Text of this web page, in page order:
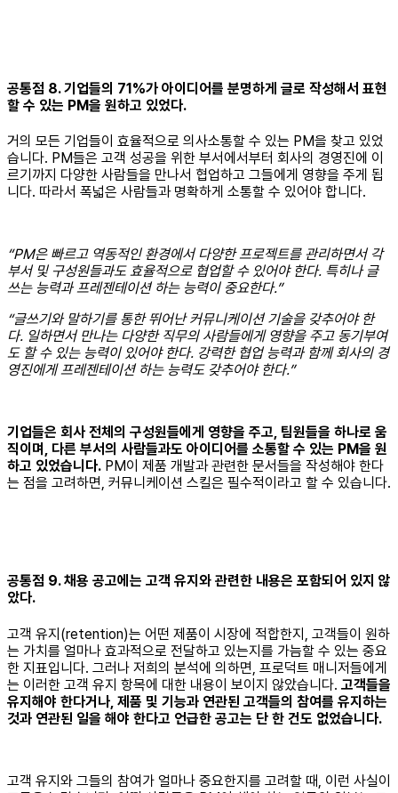
공통점 8. 기업들의 71%가 아이디어를 분명하게 글로 작성해서 표현
할 수 있는 PM을 원하고 있었다.
거의 모든 기업들이 효율적으로 의사소통할 수 있는 PM을 찾고 있었
습니다. PM들은 고객 성공을 위한 부서에서부터 회사의 경영진에 이
르기까지 다양한 사람들을 만나서 협업하고 그들에게 영향을 주게 됩
니다. 따라서 폭넓은 사람들과 명확하게 소통할 수 있어야 합니다.
“PM은 빠르고 역동적인 환경에서 다양한 프로젝트를 관리하면서 각
부서 및 구성원들과도 효율적으로 협업할 수 있어야 한다. 특히나 글
쓰는 능력과 프레젠테이션 하는 능력이 중요한다.”
“글쓰기와 말하기를 통한 뛰어난 커뮤니케이션 기술을 갖추어야 한
다. 일하면서 만나는 다양한 직무의 사람들에게 영향을 주고 동기부여
도 할 수 있는 능력이 있어야 한다. 강력한 협업 능력과 함께 회사의 경
영진에게 프레젠테이션 하는 능력도 갖추어야 한다.”
기업들은 회사 전체의 구성원들에게 영향을 주고, 팀원들을 하나로 움
직이며, 다른 부서의 사람들과도 아이디어를 소통할 수 있는 PM을 원
하고 있었습니다. PM이 제품 개발과 관련한 문서들을 작성해야 한다
는 점을 고려하면, 커뮤니케이션 스킬은 필수적이라고 할 수 있습니다.
공통점 9. 채용 공고에는 고객 유지와 관련한 내용은 포함되어 있지 않
았다.
고객 유지(retention)는 어떤 제품이 시장에 적합한지, 고객들이 원하
는 가치를 얼마나 효과적으로 전달하고 있는지를 가늠할 수 있는 중요
한 지표입니다. 그러나 저희의 분석에 의하면, 프로덕트 매니저들에게
는 이러한 고객 유지 항목에 대한 내용이 보이지 않았습니다. 고객들을
유지해야 한다거나, 제품 및 기능과 연관된 고객들의 참여를 유지하는
것과 연관된 일을 해야 한다고 언급한 공고는 단 한 건도 없었습니다.
고객 유지와 그들의 참여가 얼마나 중요한지를 고려할 때, 이런 사실이